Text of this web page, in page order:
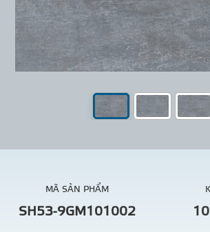
MÃ SẢN PHẨM
SH53-9GM101002